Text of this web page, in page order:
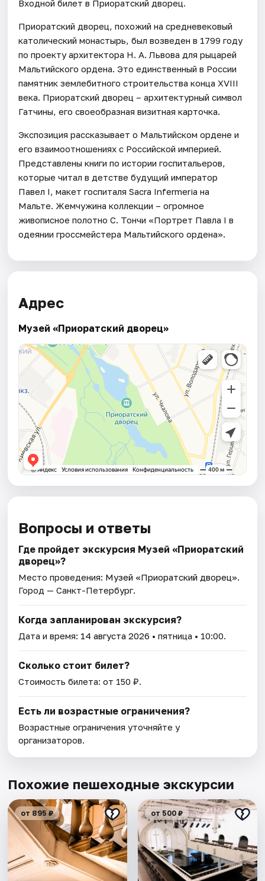
Входной билет в Приоратский дворец.
Приоратский дворец, похожий на средневековый
католический монастырь, был возведен в 1799 году
по проекту архитектора Н. А. Львова для рыцарей
Мальтийского ордена. Это единственный в России
памятник землебитного строительства конца XVIII
века. Приоратский дворец – архитектурный символ
Гатчины, его своеобразная визитная карточка.
Экспозиция рассказывает о Мальтийском ордене и
его взаимоотношениях с Российской империей.
Представлены книги по истории госпитальеров,
которые читал в детстве будущий император
Павел I, макет госпиталя Sacra Infermeria на
Мальте. Жемчужина коллекции – огромное
живописное полотно С. Тончи «Портрет Павла I в
одеянии гроссмейстера Мальтийского ордена».
Адрес
Музей «Приоратский дворец»
Вопросы и ответы
Где пройдет экскурсия Музей «Приоратский
дворец»?
Место проведения: Музей «Приоратский дворец».
Город — Санкт-Петербург.
Когда запланирован экскурсия?
Дата и время: 14 августа 2026 • пятница • 10:00.
Сколько стоит билет?
Стоимость билета: от 150 ₽.
Есть ли возрастные ограничения?
Возрастные ограничения уточняйте у
организаторов.
Похожие пешеходные экскурсии
от 895 ₽ от 500 ₽